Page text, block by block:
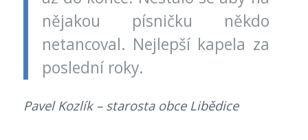
nějakou písničku někdo
netancoval. Nejlepší kapela za
poslední roky.
Pavel Kozlík – starosta obce Libědice